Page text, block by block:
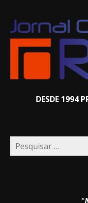
DESDE 1994
Pesquisar
por: